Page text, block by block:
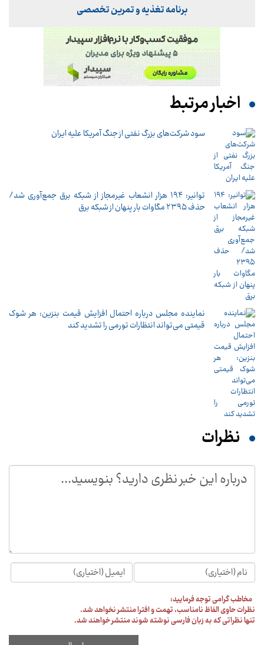
برنامه تغذیه و تمرین تخصصی
اخبار مرتبط
سود شرکت‌های بزرگ نفتی از جنگ آمریکا علیه ایران
توانیر: ۱۹۴ هزار انشعاب غیرمجاز از شبکه برق جمع‌آوری شد/
حذف ۲۳۹۵ مگاوات بار پنهان از شبکه برق
نماینده مجلس درباره احتمال افزایش قیمت بنزین: هر شوک
قیمتی می‌تواند انتظارات تورمی را تشدید کند
نظرات
مخاطب گرامی توجه فرمایید:
نظرات حاوی الفاظ نامناسب، تهمت و افترا منتشر نخواهد شد.
تنها نظراتی که به زبان فارسی نوشته شوند منتشر خواهند شد.